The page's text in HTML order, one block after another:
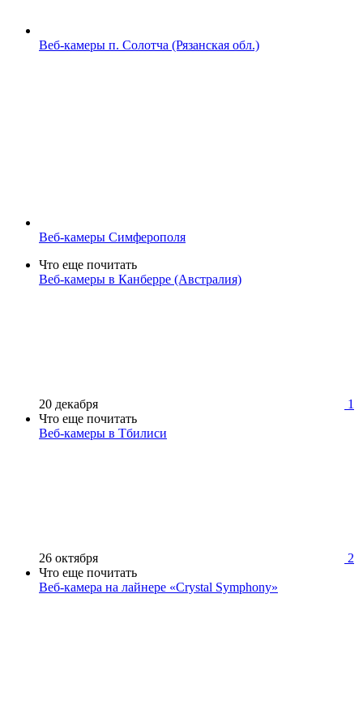
Веб-камеры п. Солотча (Рязанская обл.)
Веб-камеры Симферополя
Что еще почитать
Веб-камеры в Канберре (Австралия)
20 декабря
1
Что еще почитать
Веб-камеры в Тбилиси
26 октября
2
Что еще почитать
Веб-камера на лайнере «Crystal Symphony»